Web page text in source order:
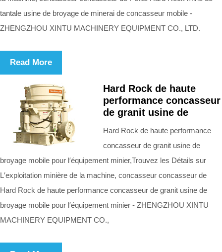
tantale usine de broyage de minerai de concasseur mobile -
ZHENGZHOU XINTU MACHINERY EQUIPMENT CO., LTD.
Read More
Hard Rock de haute
performance concasseur
de granit usine de
Hard Rock de haute performance
concasseur de granit usine de
broyage mobile pour l′équipement minier,Trouvez les Détails sur
L′exploitation minière de la machine, concasseur concasseur de
Hard Rock de haute performance concasseur de granit usine de
broyage mobile pour l′équipement minier - ZHENGZHOU XINTU
MACHINERY EQUIPMENT CO.,